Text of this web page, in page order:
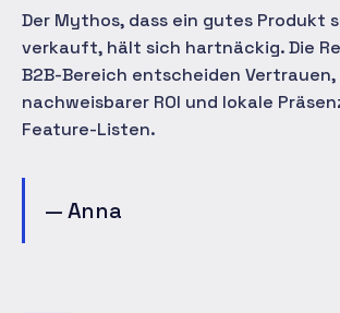
Der Mythos, dass ein gutes Produkt
verkauft, hält sich hartnäckig. Die
B2B-Bereich entscheiden Vertrauen,
nachweisbarer ROI und lokale
Feature-Listen.
— Anna